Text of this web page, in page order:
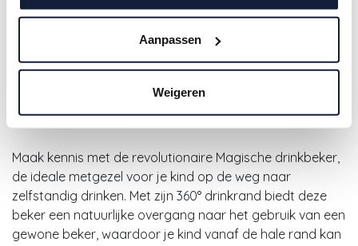
Aanpassen
Weigeren
Mabebi | Drinkbeker Magic
Oefenbeker Beige 200ml
18,50€
Maak kennis met de revolutionaire Magische drinkbeker,
de ideale metgezel voor je kind op de weg naar
zelfstandig drinken. Met zijn 360° drinkrand biedt deze
beker een natuurlijke overgang naar het gebruik van een
gewone beker, waardoor je kind vanaf de hale rand kan